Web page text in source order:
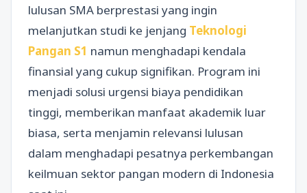
lulusan SMA berprestasi yang ingin
melanjutkan studi ke jenjang Teknologi
Pangan S1 namun menghadapi kendala
finansial yang cukup signifikan. Program ini
menjadi solusi urgensi biaya pendidikan
tinggi, memberikan manfaat akademik luar
biasa, serta menjamin relevansi lulusan
dalam menghadapi pesatnya perkembangan
keilmuan sektor pangan modern di Indonesia